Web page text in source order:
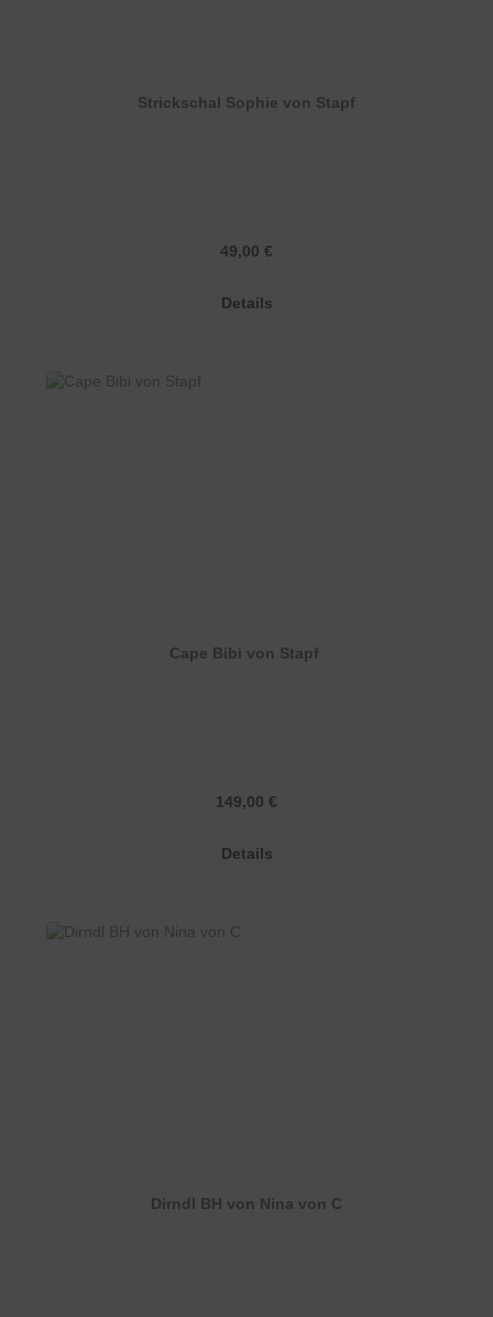
Strickschal Sophie von Stapf
Regulärer Preis:
49,00 €
Details
Cape Bibi von Stapf
Regulärer Preis:
149,00 €
Details
Dirndl BH von Nina von C